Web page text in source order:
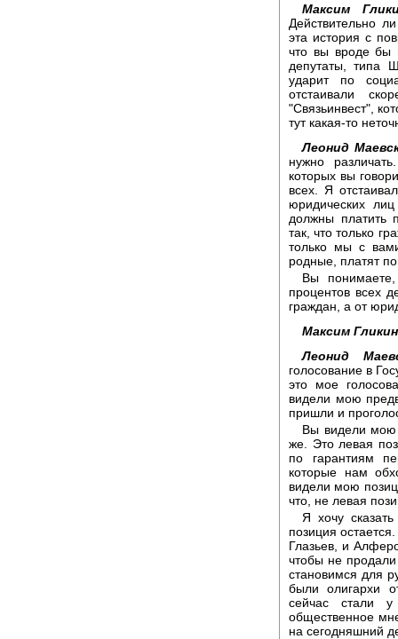
Максим
Действительно
эта история с
что вы вроде бы
депутаты, типа
ударит по
отстаивали
"Связьинвест",
тут какая-то
Леонид
нужно
которых вы
всех. Я
юридических
должны платить
так, что только
только мы с
родные, платят
Вы
процентов всех
граждан, а от
Максим
Леонид
голосование в
это мое
видели мою
пришли и
Вы видели мою
же. Это левая
по гарантиям
которые нам
видели мою
что, не левая
Я хочу
позиция
Глазьев, и
чтобы не
становимся для
были олигархи
сейчас стали у
общественное
на сегодняшний